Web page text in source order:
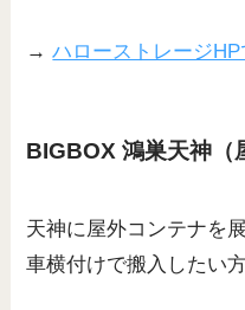
→ハローストレージ
BIGBOX 鴻巣天神（
天神に屋外コンテナを
車横付けで搬入したい